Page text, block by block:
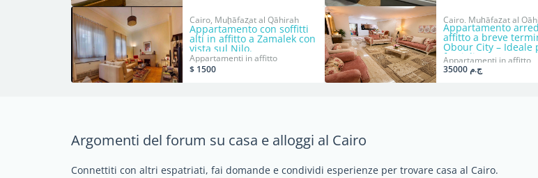
Cairo, Muḩāfaz̧at al Qāhirah
Appartamento con soffitti
alti in affitto a Zamalek con
vista sul Nilo.
Appartamenti in affitto
$ 1500
Cairo, Muḩāfaz̧at al
Appartamento
affitto a breve
Obour City – Ideale
famiglie
Appartamenti in affitto
ج.م 35000
Argomenti del forum su casa e alloggi al Cairo
Connettiti con altri espatriati, fai domande e condividi esperienze per trovare casa al Cairo.